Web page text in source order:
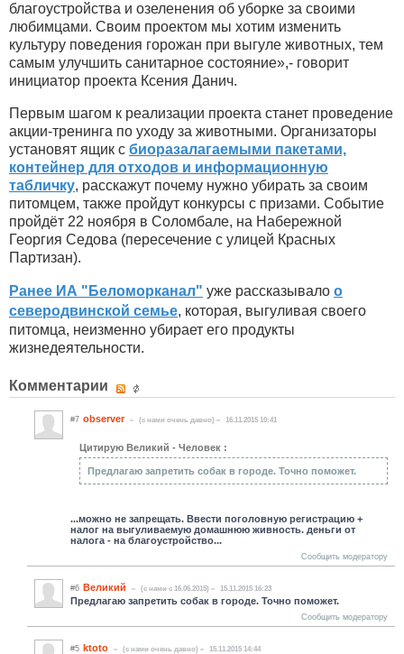
благоустройства и озеленения об уборке за своими
любимцами. Своим проектом мы хотим изменить
культуру поведения горожан при выгуле животных, тем
самым улучшить санитарное состояние»,- говорит
инициатор проекта Ксения Данич.
Первым шагом к реализации проекта станет проведение
акции-тренинга по уходу за животными. Организаторы
установят ящик с биоразалагаемыми пакетами,
контейнер для отходов и информационную
табличку, расскажут почему нужно убирать за своим
питомцем, также пройдут конкурсы с призами. Событие
пройдёт 22 ноября в Соломбале, на Набережной
Георгия Седова (пересечение с улицей Красных
Партизан).
Ранее ИА "Беломорканал" уже рассказывало о
северодвинской семье, которая, выгуливая своего
питомца, неизменно убирает его продукты
жизнедеятельности.
Комментарии
#7 observer (c нами очень давно) 16.11.2015 10:41
Цитирую Великий - Человек :
Предлагаю запретить собак в городе. Точно поможет.
...можно не запрещать. Ввести поголовную регистрацию +
налог на выгуливаемую домашнюю живность. деньги от
налога - на благоустройство...
Сообщить модератору
#6 Великий (c нами с 16.06.2015) 15.11.2015 16:23
Предлагаю запретить собак в городе. Точно поможет.
Сообщить модератору
#5 ktoto (c нами очень давно) 15.11.2015 14:44